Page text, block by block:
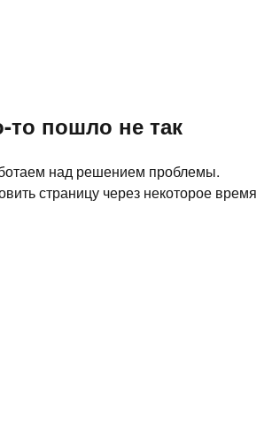
то пошло не так
над решением проблемы.
страницу через некоторое время